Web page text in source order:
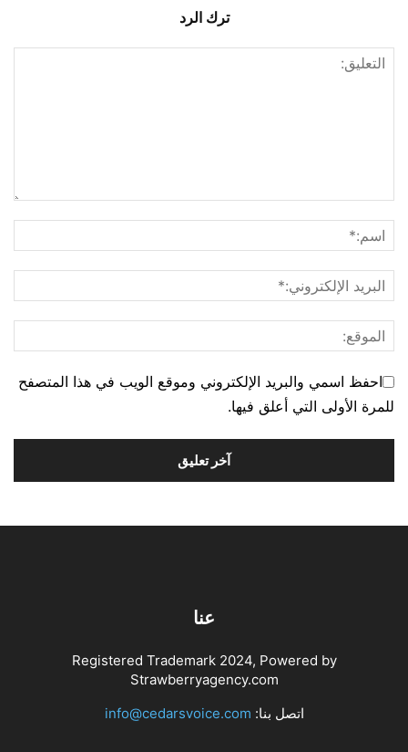
ترك الرد
احفظ اسمي والبريد الإلكتروني وموقع الويب في هذا المتصفح
للمرة الأولى التي أعلق فيها.
عنا
Registered Trademark 2024, Powered by
Strawberryagency.com
اتصل بنا: info@cedarsvoice.com